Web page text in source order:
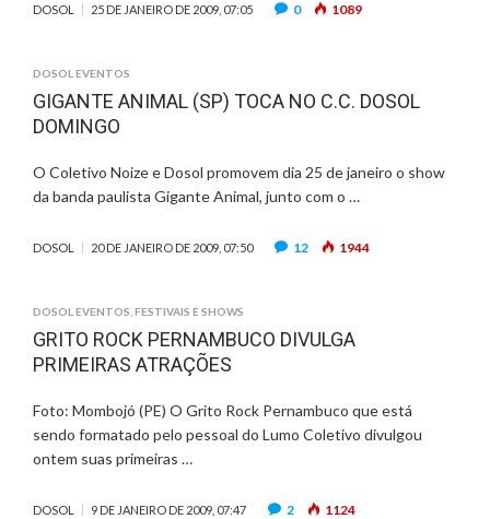
DOSOL 25 DE JANEIRO DE 2009, 07:05 0 1089
DOSOL EVENTOS
GIGANTE ANIMAL (SP) TOCA NO C.C. DOSOL
DOMINGO
O Coletivo Noize e Dosol promovem dia 25 de janeiro o show
da banda paulista Gigante Animal, junto com o …
DOSOL 20 DE JANEIRO DE 2009, 07:50 12 1944
DOSOL EVENTOS FESTIVAIS E SHOWS
GRITO ROCK PERNAMBUCO DIVULGA
PRIMEIRAS ATRAÇÕES
Foto: Mombojó (PE) O Grito Rock Pernambuco que está
sendo formatado pelo pessoal do Lumo Coletivo divulgou
ontem suas primeiras …
DOSOL 9 DE JANEIRO DE 2009, 07:47 2 1124